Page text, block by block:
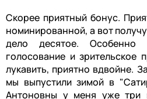
Скорее приятный бонус.
номинированной, а вот
дело десятое. Особенно
голосование и зрительское
лукавить, приятно вдвойне.
мы выпустили зимой в
Антоновны у меня уже три